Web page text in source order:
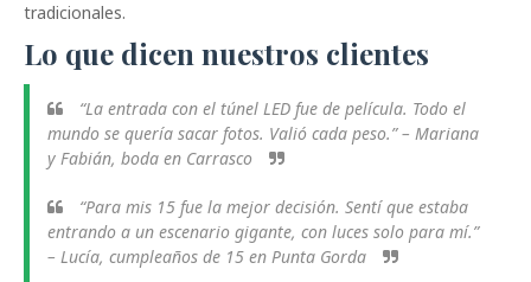
tradicionales.
Lo que dicen nuestros clientes
“La entrada con el túnel LED fue de película. Todo el
mundo se quería sacar fotos. Valió cada peso.” – Mariana
y Fabián, boda en Carrasco
“Para mis 15 fue la mejor decisión. Sentí que estaba
entrando a un escenario gigante, con luces solo para mí.”
– Lucía, cumpleaños de 15 en Punta Gorda